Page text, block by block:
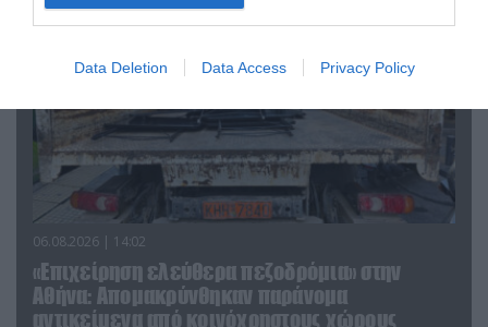
Data Deletion Data Access Privacy Policy
06.08.2026 | 14:02
«Επιχείρηση ελεύθερα πεζοδρόμια» στην
Αθήνα: Απομακρύνθηκαν παράνομα
αντικείμενα από κοινόχρηστους χώρους